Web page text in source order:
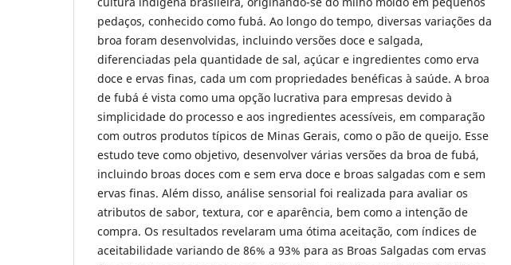
pedaços, conhecido como fubá. Ao longo do tempo, diversas variações da
broa foram desenvolvidas, incluindo versões doce e salgada,
diferenciadas pela quantidade de sal, açúcar e ingredientes como erva
doce e ervas finas, cada um com propriedades benéficas à saúde. A broa
de fubá é vista como uma opção lucrativa para empresas devido à
simplicidade do processo e aos ingredientes acessíveis, em comparação
com outros produtos típicos de Minas Gerais, como o pão de queijo. Esse
estudo teve como objetivo, desenvolver várias versões da broa de fubá,
incluindo broas doces com e sem erva doce e broas salgadas com e sem
ervas finas. Além disso, análise sensorial foi realizada para avaliar os
atributos de sabor, textura, cor e aparência, bem como a intenção de
compra. Os resultados revelaram uma ótima aceitação, com índices de
aceitabilidade variando de 86% a 93% para as Broas Salgadas com ervas